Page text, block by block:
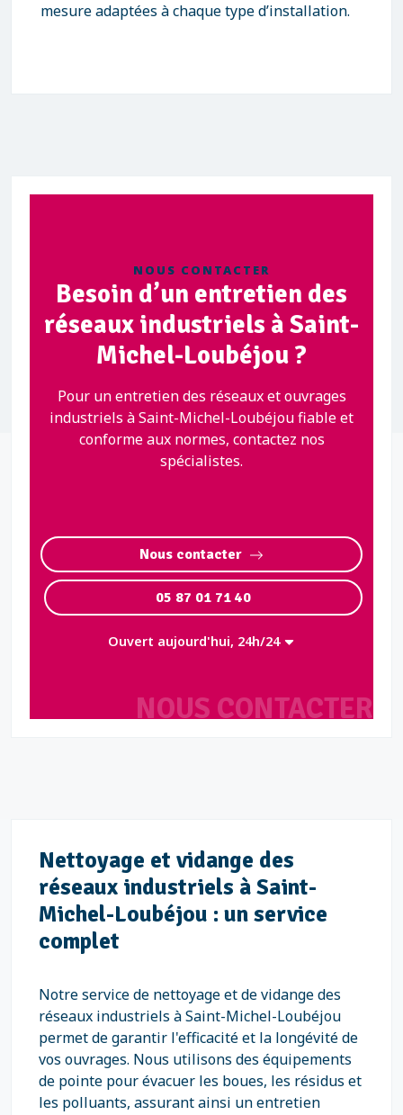
mesure adaptées à chaque type d’installation.
NOUS CONTACTER
NOUS CONTACTER
Besoin d’un entretien des
réseaux industriels à Saint-
Michel-Loubéjou ?
Pour un entretien des réseaux et ouvrages
industriels à Saint-Michel-Loubéjou fiable et
conforme aux normes, contactez nos
spécialistes.
Nous contacter
05 87 01 71 40
Ouvert aujourd'hui, 24h/24
Nettoyage et vidange des
réseaux industriels à Saint-
Michel-Loubéjou : un service
complet
Notre service de nettoyage et de vidange des
réseaux industriels à Saint-Michel-Loubéjou
permet de garantir l'efficacité et la longévité de
vos ouvrages. Nous utilisons des équipements
de pointe pour évacuer les boues, les résidus et
les polluants, assurant ainsi un entretien